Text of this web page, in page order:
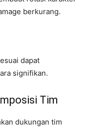
berkurang.
dapat
signifikan.
Tim
dukungan tim